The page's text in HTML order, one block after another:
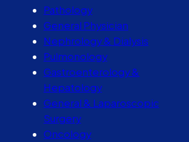
Pathology
General Physician
Nephrology & Dialysis
Pulmonology
Gastroenterology &
Hepatology
General & Laparoscopic
Surgery
Oncology